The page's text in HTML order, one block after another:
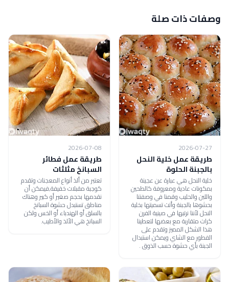
وصفات ذات صلة
2026-07-27
طريقة عمل خلية النحل
بالجبنة الحلوة
خلية النحل هي عبارة عن عجينة
بمكونات عادية ومعروفة كالطحين
واللبن والحليب وقمنا في وصفتنا
بحشوها بالجبنة وأتت تسميتها بخلية
النحل لأننا نرتبها في صينية الفرن
كرات متقاربة مع بعضها لتعطينا
هذا الشكل المميز وتقدم على
الفطور مع الشاي ويمكن استبدال
الجبنة بأي حشوة حسب الذوق .
2026-07-08
طريقة عمل فطائر
السبانخ مثلثات
تعتبر من ألذ أنواع المعجنات وتقدم
كوجبة مقبلات خفيفة,فيمكن أن
نقدمها بحجم صغير أو كبير وهناك
مناطق تستبدل حشوة السبانخ
بالسلق أو الهندباء أو الخس ولكن
السبانخ هي الألذ والأطيب.